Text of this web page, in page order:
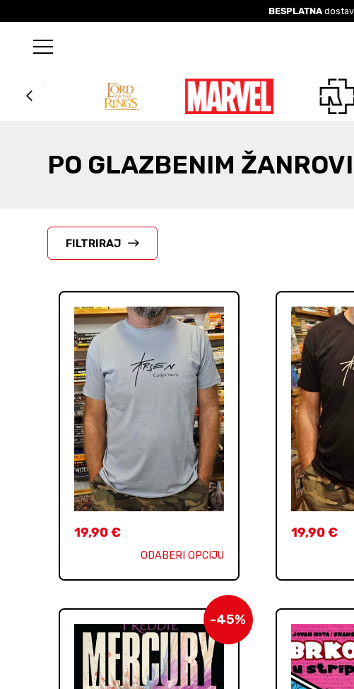
BESPLATNA
PO GLAZBENIM
FILTRIRAJ
19,90€
ODABERI OPCIJU
19,90€
-45%